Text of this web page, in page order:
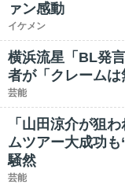
ァン感動
イケメン
横浜流星「BL発
者が「クレーム
芸能
「山田涼介が狙
ムツアー大成功
騒然
芸能